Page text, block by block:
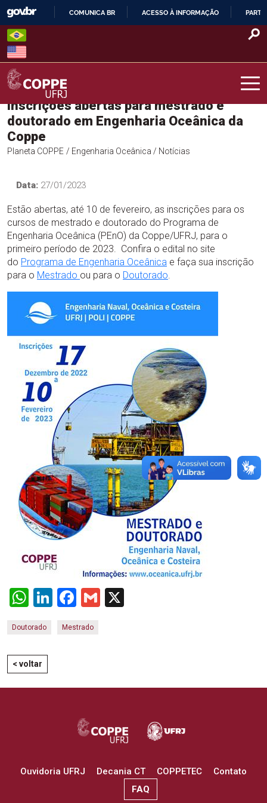
Skip
content
O
COMUNICA BR ACESSO À INFORMAÇÃO
COPPE – UFRJ
Inscrições abertas para mestrado e
doutorado em Engenharia Oceânica da
Coppe
Planeta COPPE / Engenharia Oceânica / Notícias
Data: 27/01/2023
Estão abertas, até 10 de fevereiro, as inscrições para os
cursos de mestrado e doutorado do Programa de
Engenharia Oceânica (PEnO) da Coppe/UFRJ, para o
primeiro período de 2023. Confira o edital no site
do Programa de Engenharia Oceânica e faça sua inscrição
para o Mestrado ou para o Doutorado.
WhatsApp
LinkedIn
Facebook
Gmail
Doutorado Mestrado
< voltar
Ouvidoria UFRJ Decania CT COPPETEC
Contato
FAQ